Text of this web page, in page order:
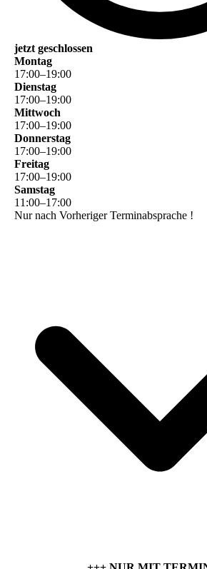
jetzt geschlossen
Montag
17:00–19:00
Dienstag
17:00–19:00
Mittwoch
17:00–19:00
Donnerstag
17:00–19:00
Freitag
17:00–19:00
Samstag
11 :00–17:00
Nur nach Vorheriger Terminabsprache !